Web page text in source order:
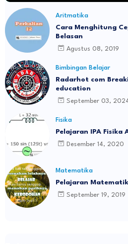
Aritmatika
Cara Menghitung
Belasan
Agustus 08, 2019
Bimbingan Belajar
Radarhot com
education
September 03,
Fisika
Pelajaran IPA Fisika
Desember 14, 2020
Matematika
Pelajaran
September 19, 2019